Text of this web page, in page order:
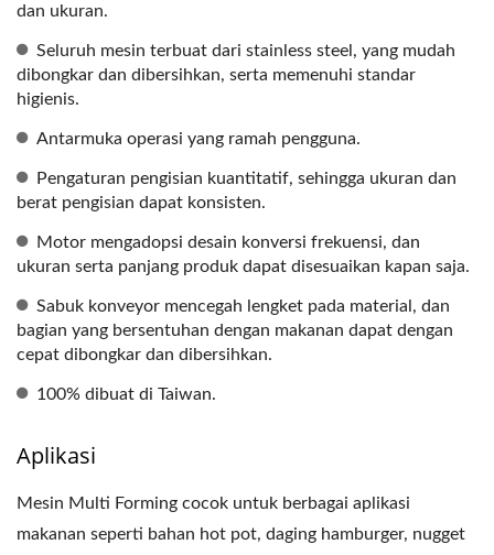
dan ukuran.
Seluruh mesin terbuat dari stainless steel, yang mudah
dibongkar dan dibersihkan, serta memenuhi standar
higienis.
Antarmuka operasi yang ramah pengguna.
Pengaturan pengisian kuantitatif, sehingga ukuran dan
berat pengisian dapat konsisten.
Motor mengadopsi desain konversi frekuensi, dan
ukuran serta panjang produk dapat disesuaikan kapan saja.
Sabuk konveyor mencegah lengket pada material, dan
bagian yang bersentuhan dengan makanan dapat dengan
cepat dibongkar dan dibersihkan.
100% dibuat di Taiwan.
Aplikasi
Mesin Multi Forming cocok untuk berbagai aplikasi
makanan seperti bahan hot pot, daging hamburger, nugget